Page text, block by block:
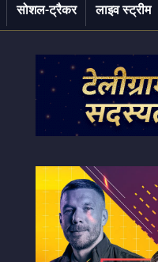
सोशल-ट्रैकर लाइव स्ट्रीम